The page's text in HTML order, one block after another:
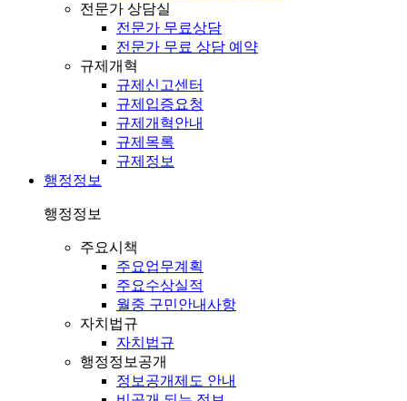
전문가 상담실
전문가 무료상담
전문가 무료 상담 예약
규제개혁
규제신고센터
규제입증요청
규제개혁안내
규제목록
규제정보
행정정보
행정정보
주요시책
주요업무계획
주요수상실적
월중 구민안내사항
자치법규
자치법규
행정정보공개
정보공개제도 안내